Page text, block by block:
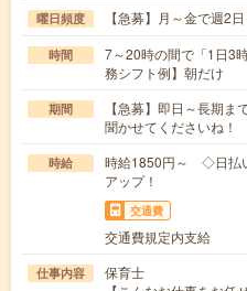
曜日頻度 【急募】月～金で週2
時間
7～20時の間で「1日3
務シフト例】朝だけ
期間
【急募】即日～長期
聞かせてくださいね！
時給
時給1850円～ ◇日払
アップ！
交通費
交通費規定内支給
仕事内容
保育士